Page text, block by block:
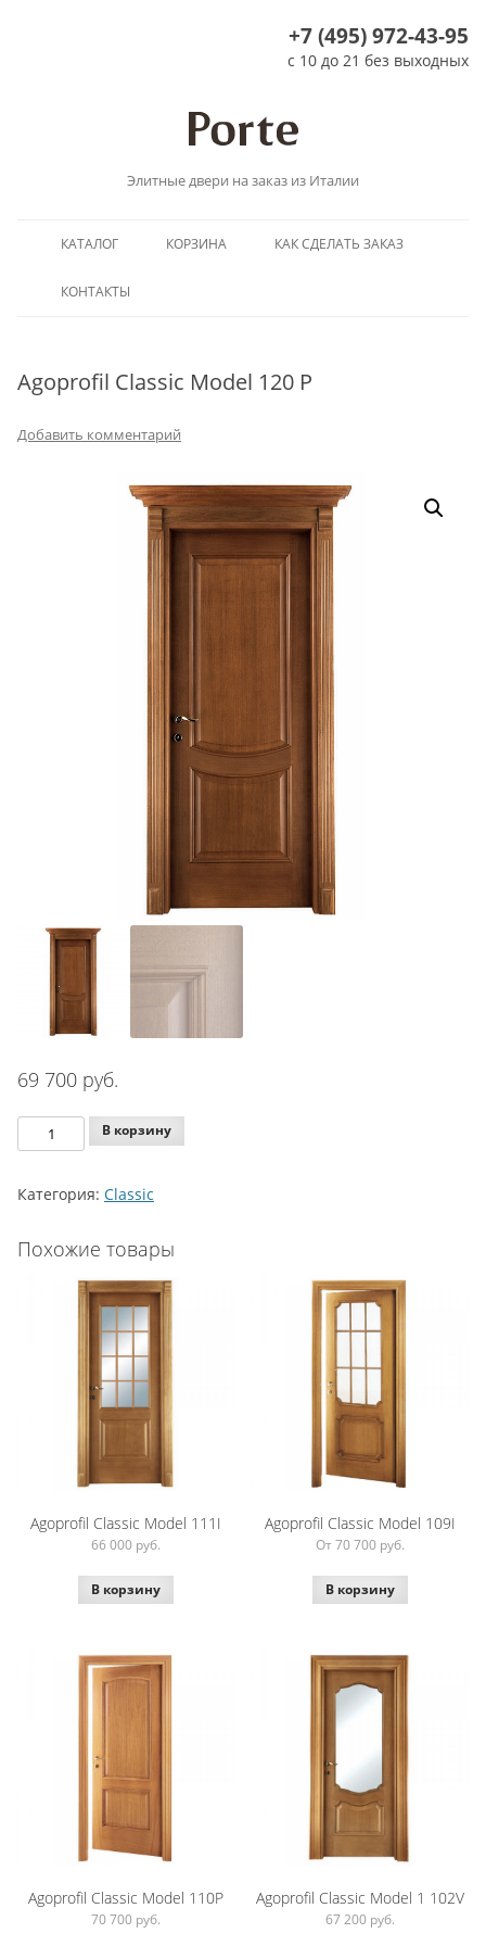
+7 (495) 972-43-95
с 10 до 21 без выходных
Элитные двери на заказ из Италии
КАТАЛОГ КОРЗИНА КАК СДЕЛАТЬ ЗАКАЗ
КОНТАКТЫ
Agoprofil Classic Model 120 P
Добавить комментарий
69 700 руб.
Количество
Agoprofil
Model
P
В корзину
Категория: Classic
Похожие товары
Agoprofil Classic Model 111I
66 000 руб.
В корзину
Agoprofil Classic Model 109I
От 70 700 руб.
В корзину
Agoprofil Classic Model 110P
70 700 руб.
Agoprofil Classic Model 1 102V
67 200 руб.